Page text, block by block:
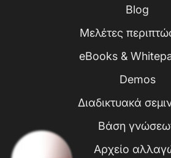
Blog
Μελέτες
eBooks &
Demos
Διαδικτυακά
Βάση
Αρχείο